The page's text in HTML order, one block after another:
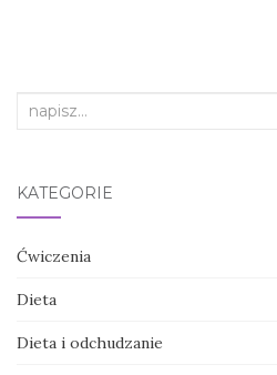
Search
KATEGORIE
Ćwiczenia
Dieta
Dieta i odchudzanie